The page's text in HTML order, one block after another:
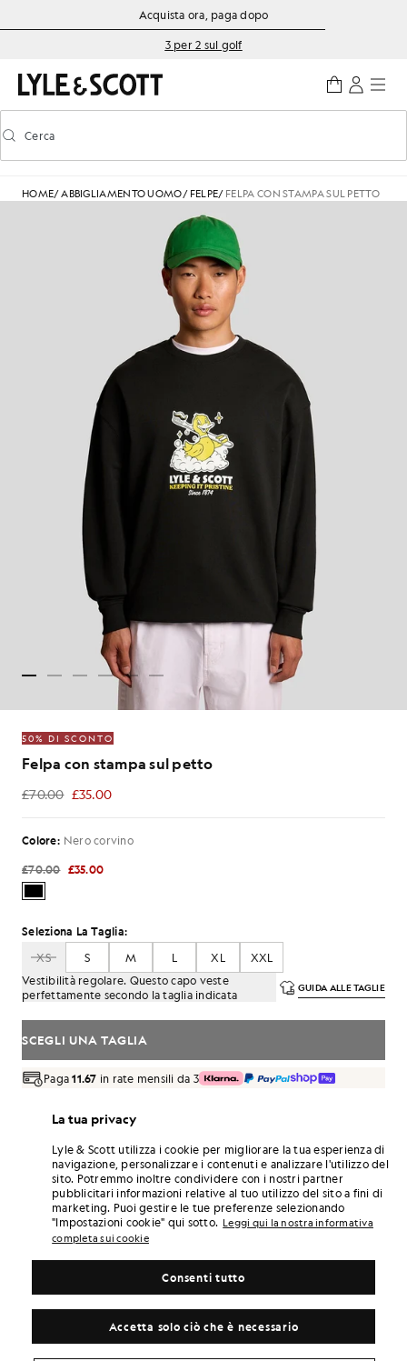
Vai al contenuto principale
Informazioni sull'accessibilitàAcquista ora, paga dopo
3 per 2 sul golf
Attiva/disattiva la ricerca predittiva
Cerca
HOME/ABBIGLIAMENTO UOMO/ FELPE/ FELPA CON STAMPA SUL PETTO
50% DI SCONTO
Felpa con stampa sul petto
£70.00 £35.00
£35.00
Colore: Nero corvino
£70.00 £35.00
Seleziona La Taglia:
XS
S M L XL
XXL
Vestibilità regolare. Questo capo veste
perfettamente secondo la taglia indicata
GUIDA ALLE TAGLIE
SCEGLI UNA TAGLIA
Paga11.67 in rate mensili da 3
Consegna a domicilio e punti di ritiro. Resi e cambi gratuiti.
Guadagna il doppio! Con questo acquisto ottieni
punti210.
6 points = 1,00 £
ISCRIVITI
DETTAGLI DEL PRODOTTO
ADATTABILITÀ DEL PRODOTTO
Crea il tuo look
Completa il tuo look con capi raffinati, pensati per dare un tocco di
classe al tuo guardaroba.
La tua privacy
Lyle & Scott utilizza i cookie per migliorare la tua esperienza di
navigazione, personalizzare i contenuti e analizzare l'utilizzo del
sito. Potremmo inoltre condividere con i nostri partner
pubblicitari informazioni relative al tuo utilizzo del sito a fini di
marketing. Puoi gestire le tue preferenze selezionando
"Impostazioni cookie" qui sotto. Leggi qui la nostra informativa
completa sui cookie
Accetta solo ciò che è necessario
Consenti tutto